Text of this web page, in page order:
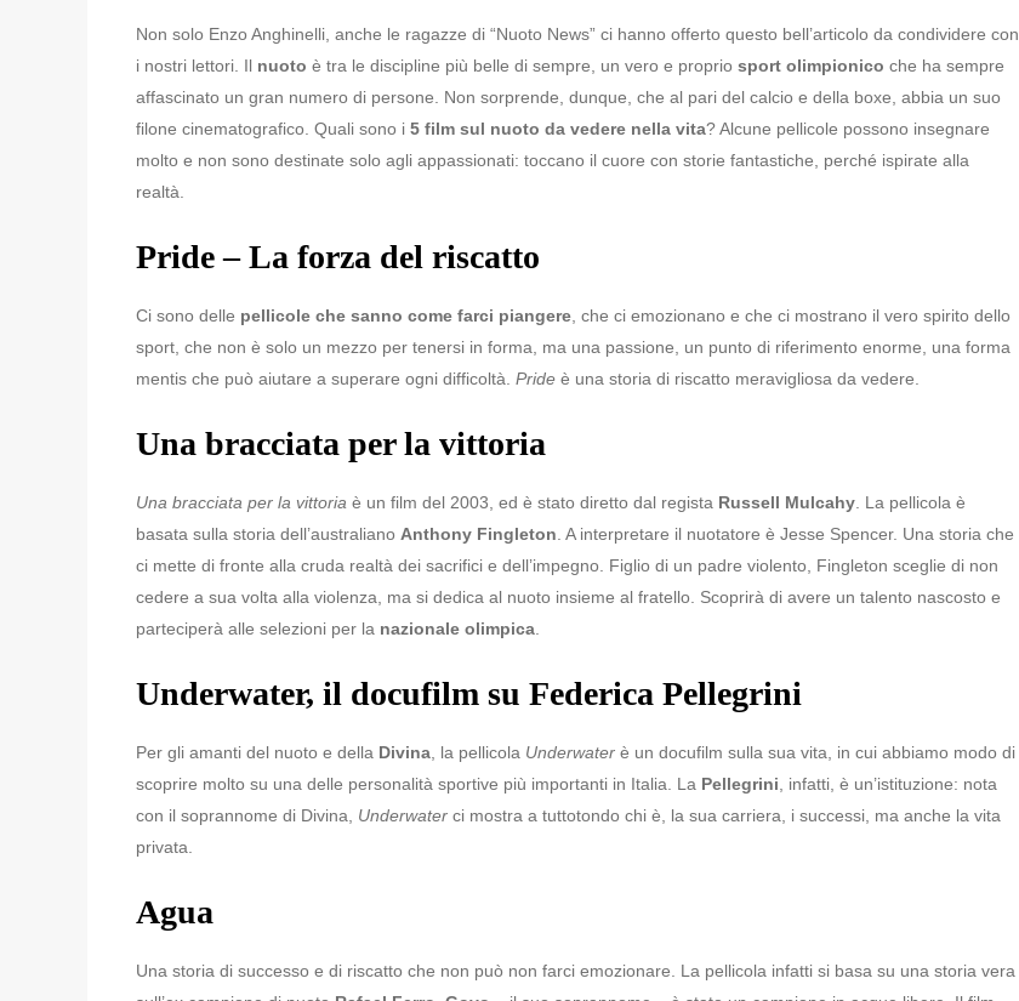
Non solo Enzo Anghinelli, anche le ragazze di “Nuoto News” ci hanno offerto questo bell’articolo da condividere con
i nostri lettori. Il nuoto è tra le discipline più belle di sempre, un vero e proprio sport olimpionico che ha sempre
affascinato un gran numero di persone. Non sorprende, dunque, che al pari del calcio e della boxe, abbia un suo
filone cinematografico. Quali sono i 5 film sul nuoto da vedere nella vita? Alcune pellicole possono insegnare
molto e non sono destinate solo agli appassionati: toccano il cuore con storie fantastiche, perché ispirate alla
realtà.
Pride – La forza del riscatto
Ci sono delle pellicole che sanno come farci piangere , che ci emozionano e che ci mostrano il vero spirito dello
sport, che non è solo un mezzo per tenersi in forma, ma una passione, un punto di riferimento enorme, una forma
mentis che può aiutare a superare ogni difficoltà. Pride è una storia di riscatto meravigliosa da vedere.
Una bracciata per la vittoria
Una bracciata per la vittoria è un film del 2003, ed è stato diretto dal regista Russell Mulcahy . La pellicola è
basata sulla storia dell’australiano Anthony Fingleton . A interpretare il nuotatore è Jesse Spencer. Una storia che
ci mette di fronte alla cruda realtà dei sacrifici e dell’impegno. Figlio di un padre violento, Fingleton sceglie di non
cedere a sua volta alla violenza, ma si dedica al nuoto insieme al fratello. Scoprirà di avere un talento nascosto e
parteciperà alle selezioni per la nazionale olimpica
Underwater, il docufilm su Federica Pellegrini
Per gli amanti del nuoto e della Divina , la pellicola Underwater è un docufilm sulla sua vita, in cui abbiamo modo di
scoprire molto su una delle personalità sportive più importanti in Italia. La Pellegrini , infatti, è un’istituzione: nota
con il soprannome di Divina, Underwater ci mostra a tuttotondo chi è, la sua carriera, i successi, ma anche la vita
privata.
Agua
Una storia di successo e di riscatto che non può non farci emozionare. La pellicola infatti si basa su una storia vera